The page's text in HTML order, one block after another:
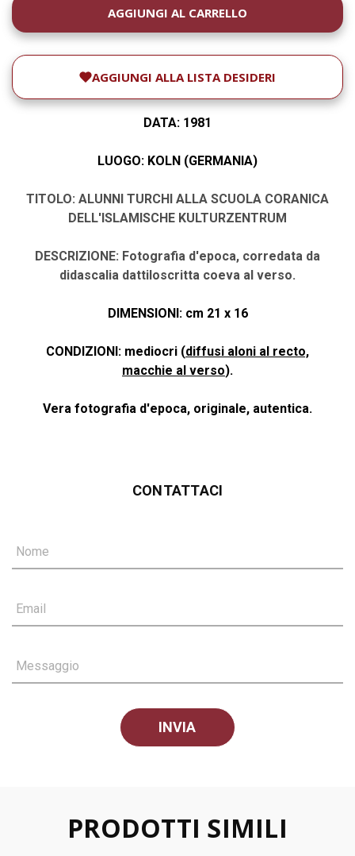
DISPONIBILITÀ
ATTUALE:
AGGIUNGI ALLA LISTA DESIDERI
DATA: 1981
LUOGO: KOLN (GERMANIA)
TITOLO: ALUNNI TURCHI ALLA SCUOLA CORANICA
DELL'ISLAMISCHE KULTURZENTRUM
DESCRIZIONE: Fotografia d'epoca, corredata da
didascalia dattiloscritta coeva al verso.
DIMENSIONI: cm 21 x 16
CONDIZIONI: mediocri (diffusi aloni al recto,
macchie al verso).
Vera fotografia d'epoca, originale, autentica.
CONTATTACI
Nome
Email
Messaggio
PRODOTTI SIMILI